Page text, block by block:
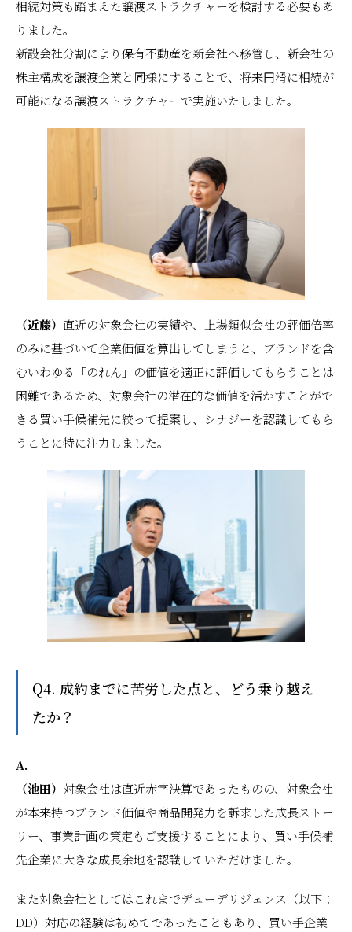
相続対策も踏まえた譲渡ストラクチャーを検討する必要もあ
りました。
新設会社分割により保有不動産を新会社へ移管し、新会社の
株主構成を譲渡企業と同様にすることで、将来円滑に相続が
可能になる譲渡ストラクチャーで実施いたしました。
（近藤） 直近の対象会社の実績や、上場類似会社の評価倍率
のみに基づいて企業価値を算出してしまうと、ブランドを含
むいわゆる「のれん」の価値を適正に評価してもらうことは
困難であるため、対象会社の潜在的な価値を活かすことがで
きる買い手候補先に絞って提案し、シナジーを認識してもら
うことに特に注力しました。
Q4. 成約までに苦労した点と、どう乗り越え
たか？
A.
（池田） 対象会社は直近赤字決算であったものの、対象会社
が本来持つブランド価値や商品開発力を訴求した成長ストー
リー、事業計画の策定もご支援することにより、買い手候補
先企業に大きな成長余地を認識していただけました。
また対象会社としてはこれまでデューデリジェンス（以下：
DD）対応の経験は初めてであったこともあり、買い手企業